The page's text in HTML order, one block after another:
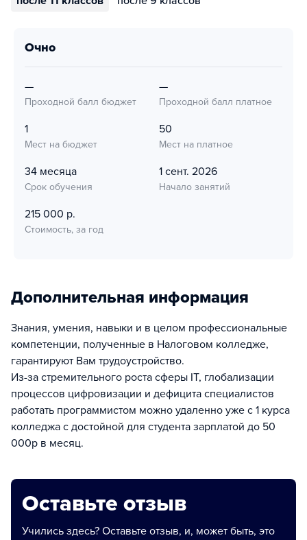
очно
—
Проходной балл бюджет
—
Проходной балл платное
1
Мест на бюджет
50
Мест на платное
34 месяца
Срок обучения
1 сент. 2026
Начало занятий
215 000 р.
Стоимость, за год
Дополнительная информация
Знания, умения, навыки и в целом профессиональные
компетенции, полученные в Налоговом колледже,
гарантируют Вам трудоустройство.
Из-за стремительного роста сферы IT, глобализации
процессов цифровизации и дефицита специалистов
работать программистом можно удаленно уже с 1 курса
колледжа с достойной для студента зарплатой до 50
000р в месяц.
Оставьте отзыв
Учились здесь? Оставьте отзыв, и, может быть, это